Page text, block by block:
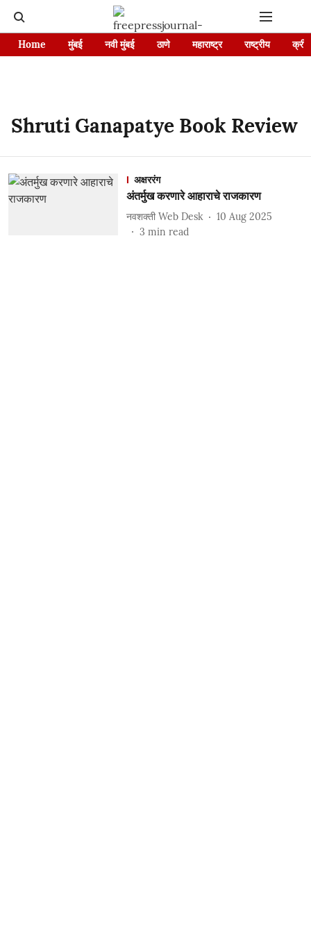
Home मुंबई नवी मुंबई ठाणे महाराष्ट्र राष्ट्रीय
Shruti Ganapatye Book Review
अक्षररंग
अंतर्मुख करणारे आहाराचे राजकारण
नवशक्ती Web Desk
10 Aug 2025
3 min read